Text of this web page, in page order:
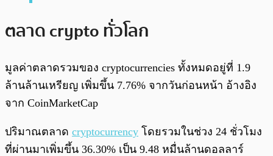
ตลาด crypto ทั่วโลก
มูลค่าตลาดรวมของ cryptocurrencies ทั้งหมดอยู่ที่ 1.9
ล้านล้านเหรียญ เพิ่มขึ้น 7.76% จากวันก่อนหน้า อ้างอิง
จาก CoinMarketCap
ปริมาณตลาด cryptocurrency โดยรวมในช่วง 24 ชั่วโมง
ที่ผ่านมาเพิ่มขึ้น 36.30% เป็น 9.48 หมื่นล้านดอลลาร์